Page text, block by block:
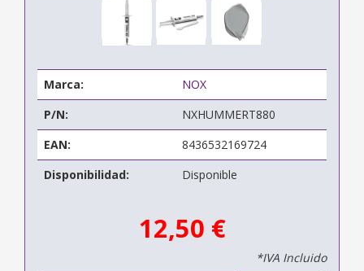
Marca:
NOX
P/N:
NXHUMMERT880
EAN:
8436532169724
Disponibilidad:
Disponible
12,50 €
*IVA Incluido